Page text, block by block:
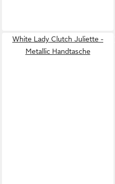
White Lady Clutch Juliette -
Metallic Handtasche